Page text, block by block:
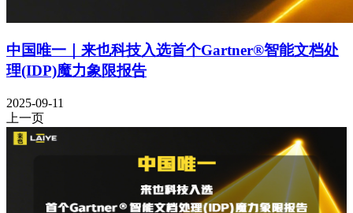
中国唯一｜来也科技入选首个Gartner®智能文档处
理(IDP)魔力象限报告
2025-09-11
上一页